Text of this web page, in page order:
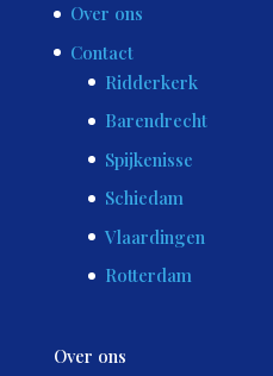
Over ons
Contact
Ridderkerk
Barendrecht
Spijkenisse
Schiedam
Vlaardingen
Rotterdam
Over ons